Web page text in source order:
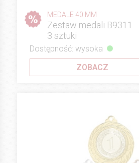
MEDALE 40 MM
Zestaw medali B9311
3 sztuki
Dostępność: wysoka
ZOBACZ